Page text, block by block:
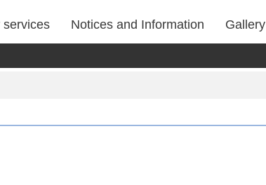
services Notices and Information Gallery